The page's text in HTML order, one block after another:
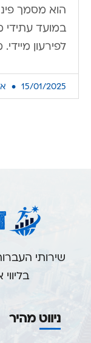
הוא מסמך
במועד עתידי
לפירעון
15/01/2025
שירותי
ניווט מהיר